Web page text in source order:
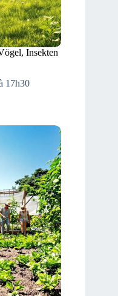
Insekten
17h30